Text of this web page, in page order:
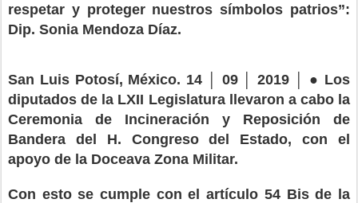
respetar y proteger nuestros símbolos patrios”:
Dip. Sonia Mendoza Díaz.
San Luis Potosí, México. 14 │ 09 │ 2019 │ ● Los
diputados de la LXII Legislatura llevaron a cabo la
Ceremonia de Incineración y Reposición de
Bandera del H. Congreso del Estado, con el
apoyo de la Doceava Zona Militar.
Con esto se cumple con el artículo 54 Bis de la